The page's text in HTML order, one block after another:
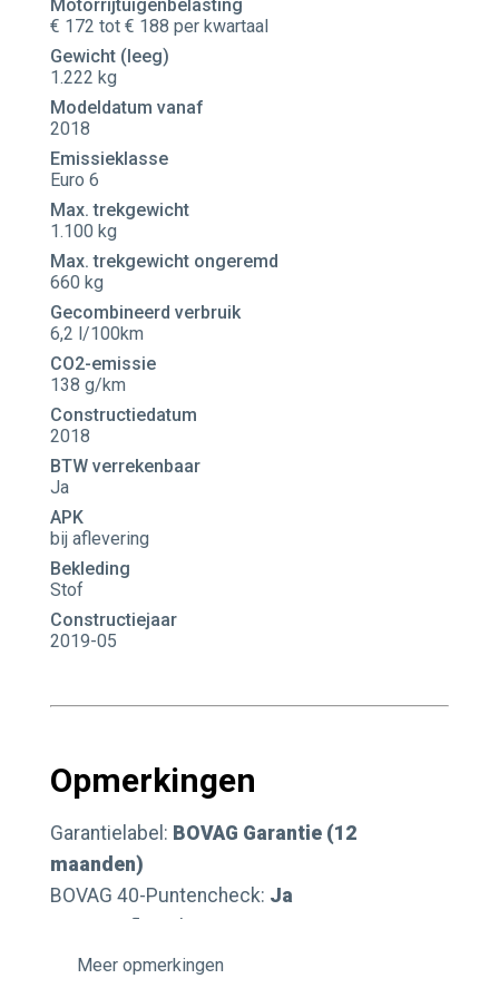
Motorrijtuigenbelasting
€ 172 tot € 188 per kwartaal
Gewicht (leeg)
1.222 kg
Modeldatum vanaf
2018
Emissieklasse
Euro 6
Max. trekgewicht
1.100 kg
Max. trekgewicht ongeremd
660 kg
Gecombineerd verbruik
6,2 l/100km
CO2-emissie
138 g/km
Constructiedatum
2018
BTW verrekenbaar
Ja
APK
bij aflevering
Bekleding
Stof
Constructiejaar
2019-05
Opmerkingen
Garantielabel: BOVAG Garantie (12
maanden)
BOVAG 40-Puntencheck: Ja
opmerkingen